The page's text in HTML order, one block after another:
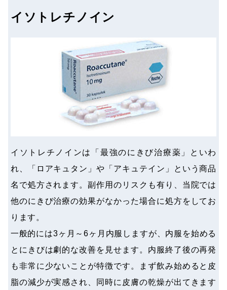
イソトレチノイン
イソトレチノインは「最強のにきび治療薬」といわ
れ、「ロアキュタン」や「アキュテイン」という商品
名で処方されます。副作用のリスクも有り、当院では
他のにきび治療の効果がなかった場合に処方をしてお
ります。
一般的には3ヶ月～6ヶ月内服しますが、内服を始める
とにきびは劇的な改善を見せます。内服終了後の再発
も非常に少ないことが特徴です。まず飲み始めると皮
脂の減少が実感され、同時に皮膚の乾燥が出てきます